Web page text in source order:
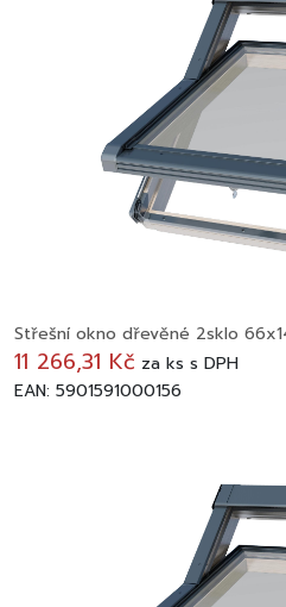
Střešní okno dřevěné 2sklo
11 266,31 Kč za ks s DPH
EAN: 5901591000156